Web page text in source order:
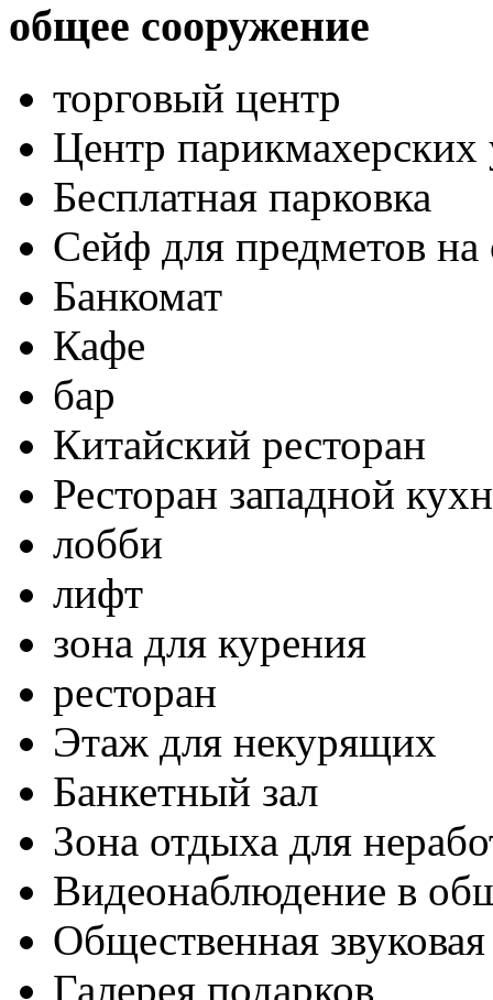
общее сооружение
торговый центр
Центр парикмахерских
Бесплатная парковка
Сейф для предметов на
Банкомат
Кафе
бар
Китайский ресторан
Ресторан западной
лобби
лифт
зона для курения
ресторан
Этаж для некурящих
Банкетный зал
Зона отдыха для
Видеонаблюдение в
Общественная
Галерея подарков